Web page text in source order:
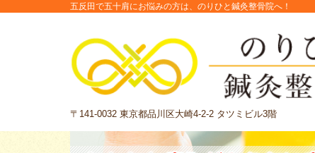
五反田で五十肩にお悩みの方は、のりひと鍼灸整骨院へ！
〒141-0032 東京都品川区大崎4-2-2 タツミビル3階